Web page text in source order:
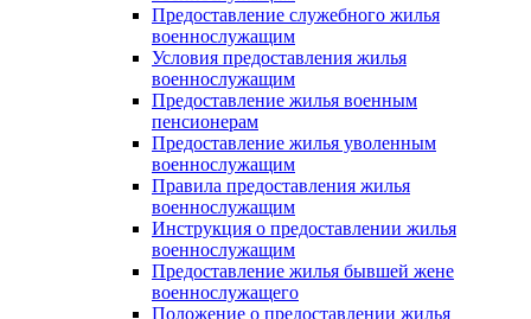
Предоставление служебного жилья
военнослужащим
Условия предоставления жилья
военнослужащим
Предоставление жилья военным
пенсионерам
Предоставление жилья уволенным
военнослужащим
Правила предоставления жилья
военнослужащим
Инструкция о предоставлении жилья
военнослужащим
Предоставление жилья бывшей жене
военнослужащего
Положение о предоставлении жилья